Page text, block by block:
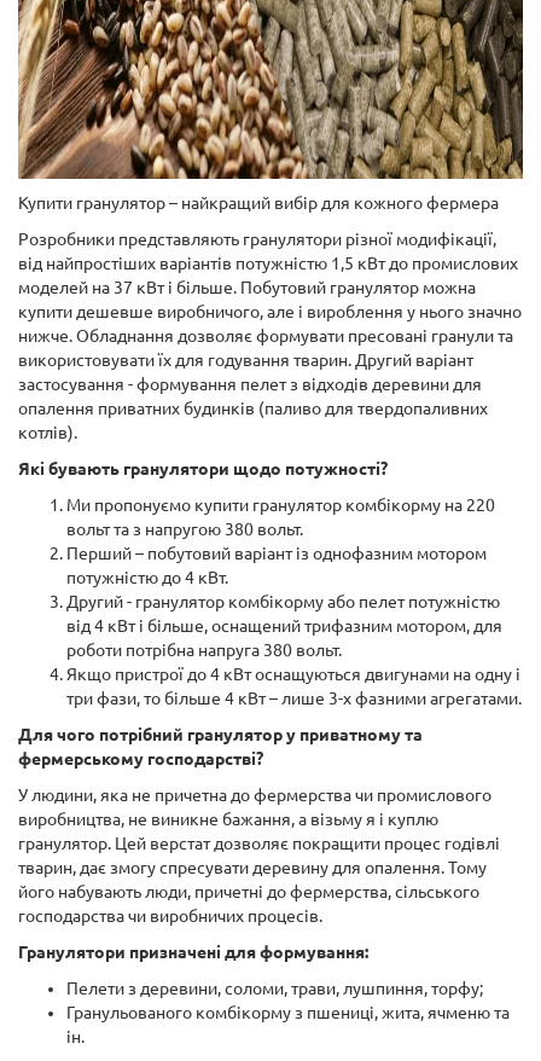
Купити гранулятор – найкращий вибір для кожного фермера
Розробники представляють гранулятори різної модифікації,
від найпростіших варіантів потужністю 1,5 кВт до промислових
моделей на 37 кВт і більше. Побутовий гранулятор можна
купити дешевше виробничого, але і вироблення у нього значно
нижче. Обладнання дозволяє формувати пресовані гранули та
використовувати їх для годування тварин. Другий варіант
застосування - формування пелет з відходів деревини для
опалення приватних будинків (паливо для твердопаливних
котлів).
Які бувають гранулятори щодо потужності?
Ми пропонуємо купити гранулятор комбікорму на 220
вольт та з напругою 380 вольт.
Перший – побутовий варіант із однофазним мотором
потужністю до 4 кВт.
Другий - гранулятор комбікорму або пелет потужністю
від 4 кВт і більше, оснащений трифазним мотором, для
роботи потрібна напруга 380 вольт.
Якщо пристрої до 4 кВт оснащуються двигунами на одну і
три фази, то більше 4 кВт – лише 3-х фазними агрегатами.
Для чого потрібний гранулятор у приватному та
фермерському господарстві?
У людини, яка не причетна до фермерства чи промислового
виробництва, не виникне бажання, а візьму я і куплю
гранулятор. Цей верстат дозволяє покращити процес годівлі
тварин, дає змогу спресувати деревину для опалення. Тому
його набувають люди, причетні до фермерства, сільського
господарства чи виробничих процесів.
Гранулятори призначені для формування:
Пелети з деревини, соломи, трави, лушпиння, торфу;
Гранульованого комбікорму з пшениці, жита, ячменю та
ін.